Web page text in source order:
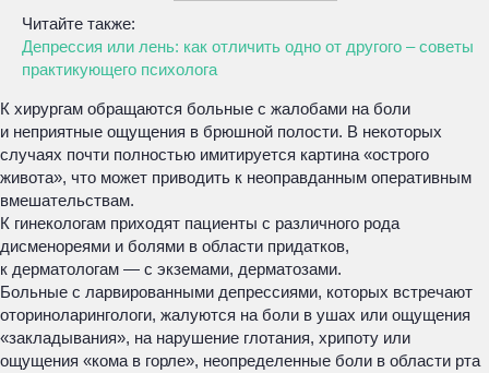
Читайте также:
Депрессия или лень: как отличить одно от другого – советы
практикующего психолога
К хирургам обращаются больные с жалобами на боли
и неприятные ощущения в брюшной полости. В некоторых
случаях почти полностью имитируется картина «острого
живота», что может приводить к неоправданным оперативным
вмешательствам.
К гинекологам приходят пациенты с различного рода
дисменореями и болями в области придатков,
к дерматологам — с экземами, дерматозами.
Больные с ларвированными депрессиями, которых встречают
оториноларингологи, жалуются на боли в ушах или ощущения
«закладывания», на нарушение глотания, хрипоту или
ощущения «кома в горле», неопределенные боли в области рта